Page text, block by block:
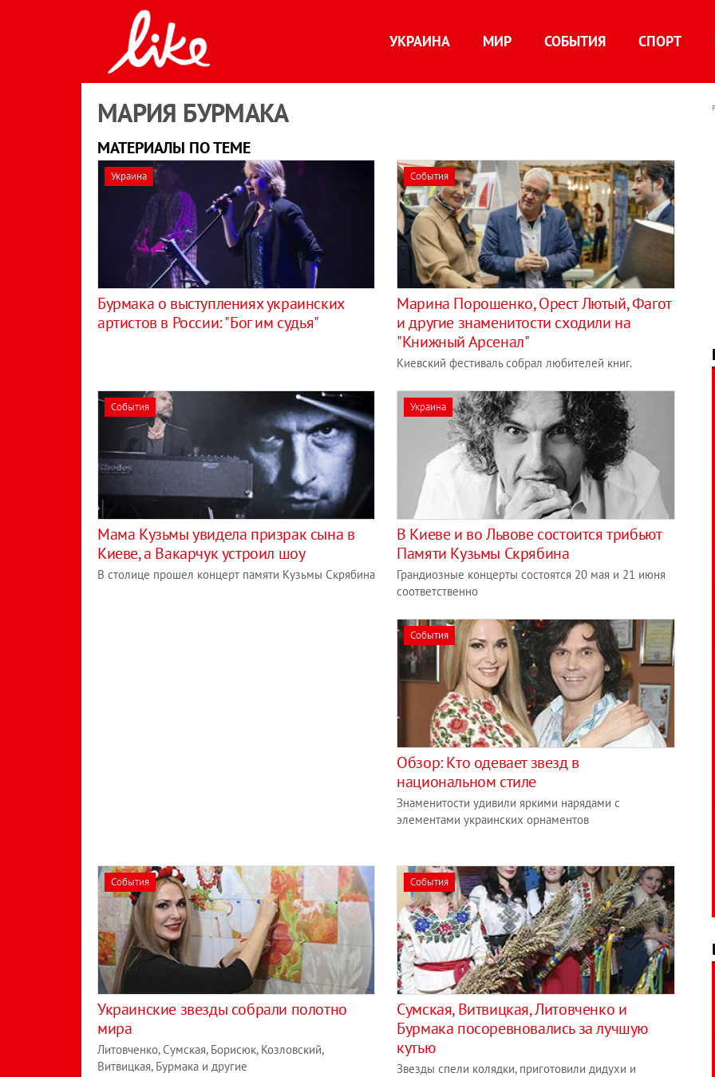
УКРАИНА МИР СОБЫТИЯ СПОРТ
МАРИЯ БУРМАКА
МАТЕРИАЛЫ ПО ТЕМЕ
Украина
Бурмака о выступлениях украинских
артистов в России: "Бог им судья"
События
Марина Порошенко, Орест Лютый, Фагот
и другие знаменитости сходили на
"Книжный Арсенал"
Киевский фестиваль собрал любителей книг.
События
Мама Кузьмы увидела призрак сына в
Киеве, а Вакарчук устроил шоу
В столице прошел концерт памяти Кузьмы Скрябина
Украина
В Киеве и во Львове состоится трибьют
Памяти Кузьмы Cкрябина
Грандиозные концерты состоятся 20 мая и 21 июня
соответственно
События
Обзор: Кто одевает звезд в
национальном стиле
Знаменитости удивили яркими нарядами с
элементами украинских орнаментов
События
Украинские звезды собрали полотно
мира
Литовченко, Сумская, Борисюк, Козловский,
Витвицкая, Бурмака и другие
События
Сумская, Витвицкая, Литовченко и
Бурмака посоревновались за лучшую
кутью
Звезды спели колядки, приготовили дидухи и